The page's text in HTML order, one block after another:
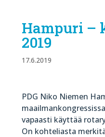
Hampuri –
2019
17.6.2019
PDG Niko Niemen
vapaasti käyttää
On kohteliasta